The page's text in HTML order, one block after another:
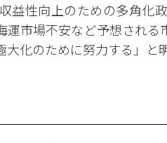
益性向上のための多角化
運市場不安など予想され
化のために努力する」と